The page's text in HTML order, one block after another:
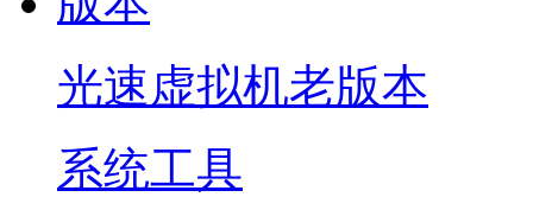
光速虚拟机老版本
系统工具